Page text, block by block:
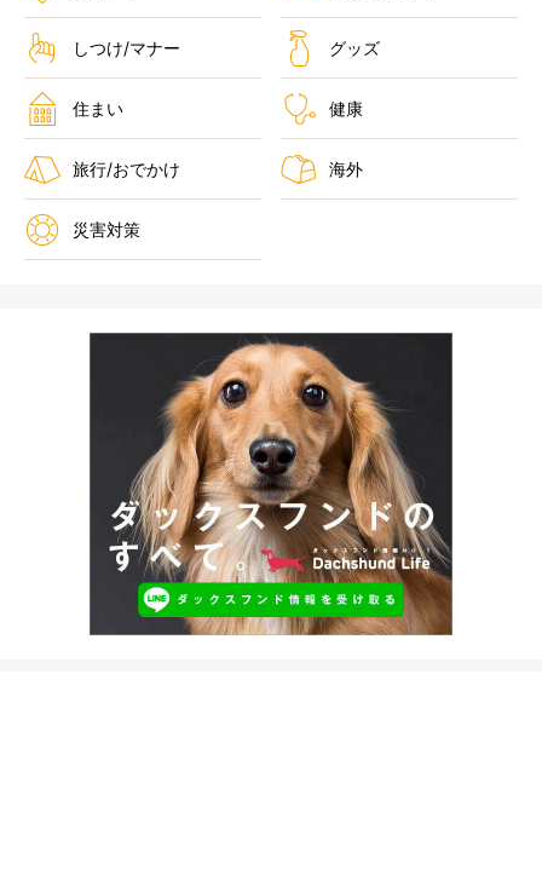
しつけ/マナー グッズ
住まい 健康
旅行/おでかけ 海外
災害対策